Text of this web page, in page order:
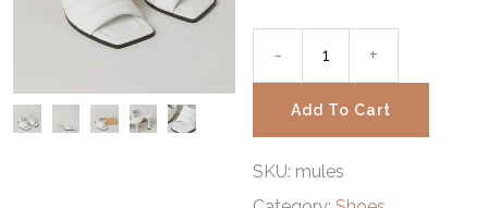
- Mules
quantity
+
Add To Cart
SKU: mules